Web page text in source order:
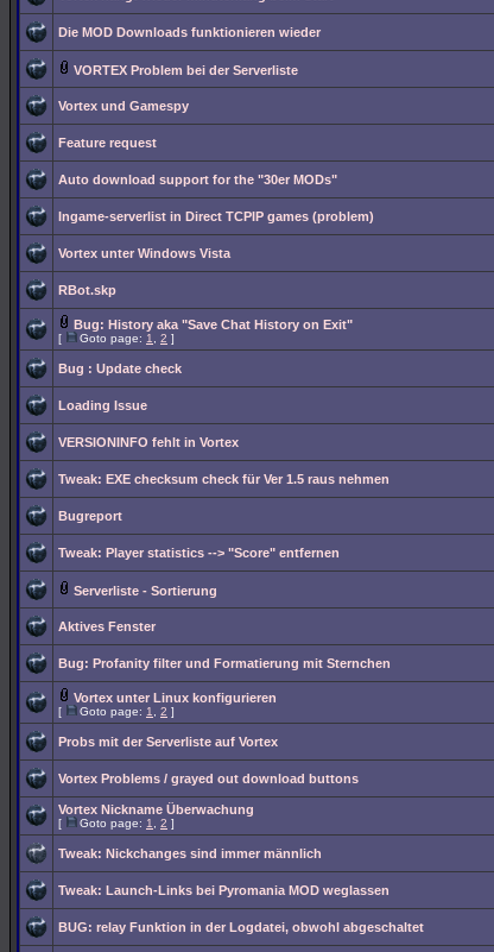
Die MOD Downloads funktionieren wieder
VORTEX Problem bei der Serverliste
Vortex und Gamespy
Feature request
Auto download support for the "30er MODs"
Ingame-serverlist in Direct TCPIP games (problem)
Vortex unter Windows Vista
RBot.skp
Bug: History aka "Save Chat History on Exit"
[ Goto page: 1 2 ]
Bug : Update check
Loading Issue
VERSIONINFO fehlt in Vortex
Tweak: EXE checksum check für Ver 1.5 raus nehmen
Bugreport
Tweak: Player statistics --> "Score" entfernen
Serverliste - Sortierung
Aktives Fenster
Bug: Profanity filter und Formatierung mit Sternchen
Vortex unter Linux konfigurieren
[ Goto page: 1 2 ]
Probs mit der Serverliste auf Vortex
Vortex Problems / grayed out download buttons
Vortex Nickname Überwachung
[ Goto page: 1 2 ]
Tweak: Nickchanges sind immer männlich
Tweak: Launch-Links bei Pyromania MOD weglassen
BUG: relay Funktion in der Logdatei, obwohl abgeschaltet